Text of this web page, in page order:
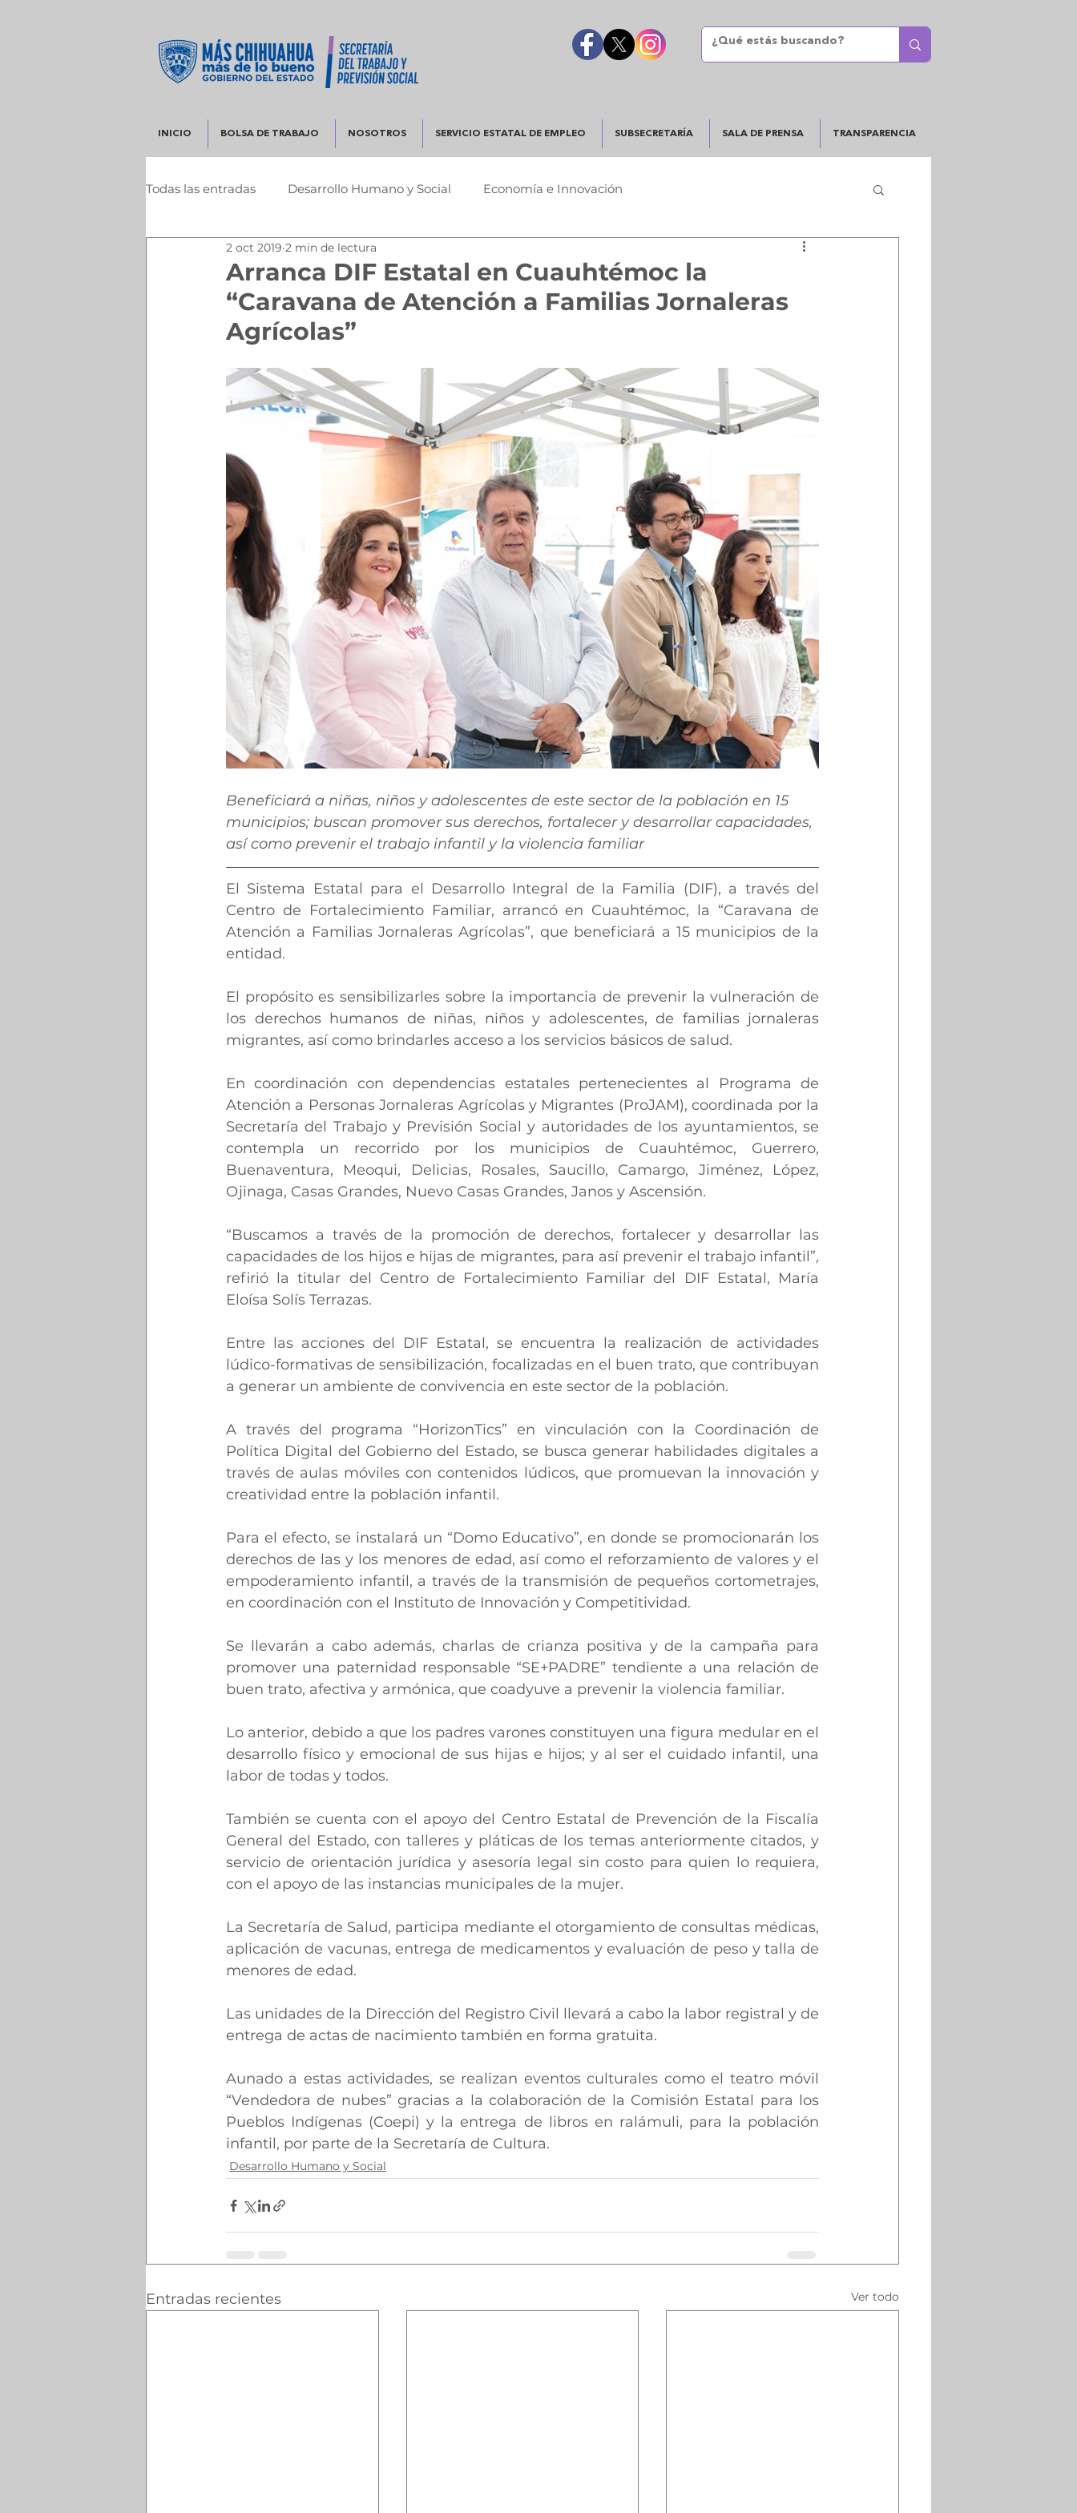
INICIO BOLSA DE TRABAJO NOSOTROS SERVICIO ESTATAL DE EMPLEO SUBSECRETARÍA SALA DE PRENSA TRANSPARENCIA
Todas las entradas Desarrollo Humano y Social Economía e Innovación
Infraestructura y Desarrollo Urbano
Arranca DIF Estatal en Cuauhtémoc la
“Caravana de Atención a Familias Jornaleras
Agrícolas”
2 oct 2019 2 min de lectura
Beneficiará a niñas, niños y adolescentes de este sector de la población en 15
municipios; buscan promover sus derechos, fortalecer y desarrollar capacidades,
así como prevenir el trabajo infantil y la violencia familiar
El Sistema Estatal para el Desarrollo Integral de la Familia (DIF), a través del
Centro de Fortalecimiento Familiar, arrancó en Cuauhtémoc, la “Caravana de
Atención a Familias Jornaleras Agrícolas”, que beneficiará a 15 municipios de la
entidad.
El propósito es sensibilizarles sobre la importancia de prevenir la vulneración de
los derechos humanos de niñas, niños y adolescentes, de familias jornaleras
migrantes, así como brindarles acceso a los servicios básicos de salud.
En coordinación con dependencias estatales pertenecientes al Programa de
Atención a Personas Jornaleras Agrícolas y Migrantes (ProJAM), coordinada por la
Secretaría del Trabajo y Previsión Social y autoridades de los ayuntamientos, se
contempla un recorrido por los municipios de Cuauhtémoc, Guerrero,
Buenaventura, Meoqui, Delicias, Rosales, Saucillo, Camargo, Jiménez, López,
Ojinaga, Casas Grandes, Nuevo Casas Grandes, Janos y Ascensión.
“Buscamos a través de la promoción de derechos, fortalecer y desarrollar las
capacidades de los hijos e hijas de migrantes, para así prevenir el trabajo infantil”,
refirió la titular del Centro de Fortalecimiento Familiar del DIF Estatal, María
Eloísa Solís Terrazas.
Entre las acciones del DIF Estatal, se encuentra la realización de actividades
lúdico-formativas de sensibilización, focalizadas en el buen trato, que contribuyan
a generar un ambiente de convivencia en este sector de la población.
A través del programa “HorizonTics” en vinculación con la Coordinación de
Política Digital del Gobierno del Estado, se busca generar habilidades digitales a
través de aulas móviles con contenidos lúdicos, que promuevan la innovación y
creatividad entre la población infantil.
Para el efecto, se instalará un “Domo Educativo”, en donde se promocionarán los
derechos de las y los menores de edad, así como el reforzamiento de valores y el
empoderamiento infantil, a través de la transmisión de pequeños cortometrajes,
en coordinación con el Instituto de Innovación y Competitividad.
Se llevarán a cabo además, charlas de crianza positiva y de la campaña para
promover una paternidad responsable “SE+PADRE” tendiente a una relación de
buen trato, afectiva y armónica, que coadyuve a prevenir la violencia familiar.
Lo anterior, debido a que los padres varones constituyen una figura medular en el
desarrollo físico y emocional de sus hijas e hijos; y al ser el cuidado infantil, una
labor de todas y todos.
También se cuenta con el apoyo del Centro Estatal de Prevención de la Fiscalía
General del Estado, con talleres y pláticas de los temas anteriormente citados, y
servicio de orientación jurídica y asesoría legal sin costo para quien lo requiera,
con el apoyo de las instancias municipales de la mujer.
La Secretaría de Salud, participa mediante el otorgamiento de consultas médicas,
aplicación de vacunas, entrega de medicamentos y evaluación de peso y talla de
menores de edad.
Las unidades de la Dirección del Registro Civil llevará a cabo la labor registral y de
entrega de actas de nacimiento también en forma gratuita.
Aunado a estas actividades, se realizan eventos culturales como el teatro móvil
“Vendedora de nubes” gracias a la colaboración de la Comisión Estatal para los
Pueblos Indígenas (Coepi) y la entrega de libros en ralámuli, para la población
infantil, por parte de la Secretaría de Cultura.
Desarrollo Humano y Social
Entradas recientes Ver todo